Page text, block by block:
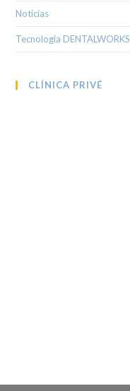
Notícias
Tecnologia DENTALWORKS
CLÍNICA PRIVÉ